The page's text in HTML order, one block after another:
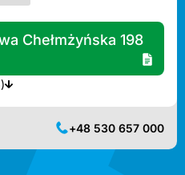
Chełmżyńska 198
(2)
+48 530 657 000